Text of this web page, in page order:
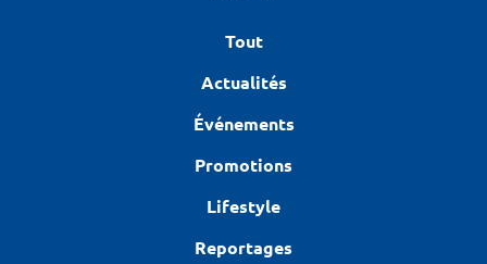
Tout
Actualités
Événements
Promotions
Lifestyle
Reportages